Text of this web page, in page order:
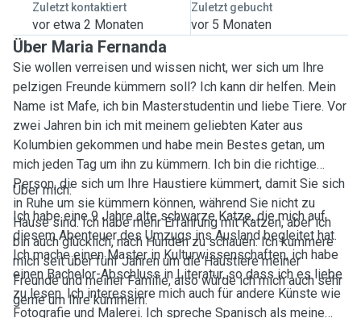
Zuletzt kontaktiert
vor etwa 2 Monaten
Zuletzt gebucht
vor 5 Monaten
Über Maria Fernanda
Sie wollen verreisen und wissen nicht, wer sich um Ihre
pelzigen Freunde kümmern soll? Ich kann dir helfen. Mein
Name ist Mafe, ich bin Masterstudentin und liebe Tiere. Vor
zwei Jahren bin ich mit meinem geliebten Kater aus
Kolumbien gekommen und habe mein Bestes getan, um
mich jeden Tag um ihn zu kümmern. Ich bin die richtige
Person, die sich um Ihre Haustiere kümmert, damit Sie sich
in Ruhe um sie kümmern können, während Sie nicht zu
Hause sind. Ich habe mehr Erfahrung mit Katzen, aber ich
bin auch glücklich, nach Hunden zu schauen. Ich kümmere
mich seit über fünf Jahren um die Haustiere meiner
Freunde und meiner Familie, also würde ich mich auch sehr
gerne um Ihre kümmern.
Über mich:
Ich habe eine 9 Jahre alte schwarze Katze, die mich auf
diesem Abenteuer des Umzugs ins Ausland begleitet hat.
Ich mache einen Master in Kulturwissenschaften, ich habe
einen Bachelor-Abschluss in Literatur, so dass ich es liebe
zu lesen. Ich interessiere mich auch für andere Künste wie
Fotografie und Malerei. Ich spreche Spanisch als meine